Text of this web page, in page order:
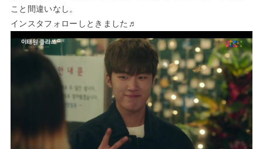
こと間違いなし。
インスタフォローしときました♬